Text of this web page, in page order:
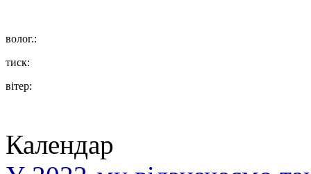
волог.:
тиск:
вітер:
Календар